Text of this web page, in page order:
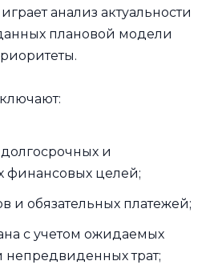
анализ актуальности
плановой модели
и
финансовых целей;
и обязательных платежей;
с учетом ожидаемых
непредвиденных трат;